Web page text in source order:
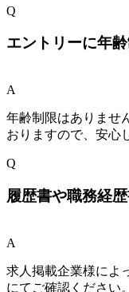
Q
エントリーに年
A
年齢制限はありませ
おりますので、安心
Q
履歴書や職務経
A
求人掲載企業様によ
にてご確認ください。